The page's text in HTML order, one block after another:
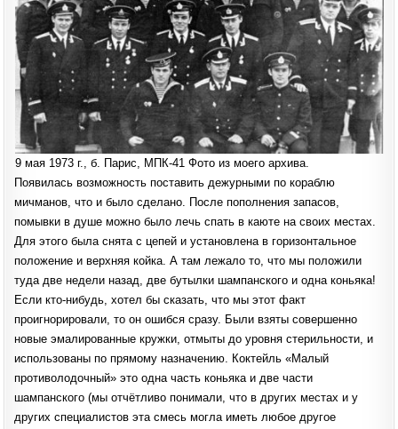
9 мая 1973 г., б. Парис, МПК-41 Фото из моего архива.
Появилась возможность поставить дежурными по кораблю
мичманов, что и было сделано. После пополнения запасов,
помывки в душе можно было лечь спать в каюте на своих местах.
Для этого была снята с цепей и установлена в горизонтальное
положение и верхняя койка. А там лежало то, что мы положили
туда две недели назад, две бутылки шампанского и одна коньяка!
Если кто-нибудь, хотел бы сказать, что мы этот факт
проигнорировали, то он ошибся сразу. Были взяты совершенно
новые эмалированные кружки, отмыты до уровня стерильности, и
использованы по прямому назначению. Коктейль «Малый
противолодочный» это одна часть коньяка и две части
шампанского (мы отчётливо понимали, что в других местах и у
других специалистов эта смесь могла иметь любое другое